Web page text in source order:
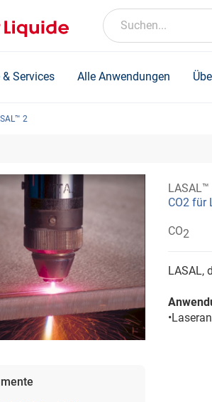
Suchen...
Services Alle Anwendungen
2
LASAL™
CO2 für
CO2
LASAL,